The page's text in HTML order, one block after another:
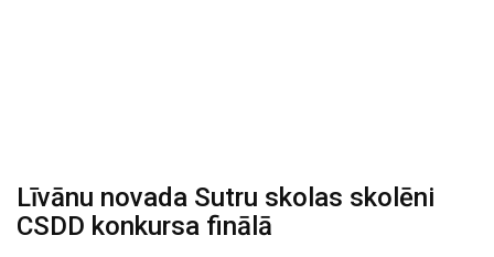
Līvānu novada Sutru skolas skolēni
CSDD konkursa finālā